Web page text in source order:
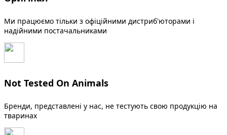
Ми працюємо тільки з офіційними дистриб'юторами і
надійними постачальниками
Not Tested On Animals
Бренди, представлені у нас, не тестують свою продукцію на
тваринах